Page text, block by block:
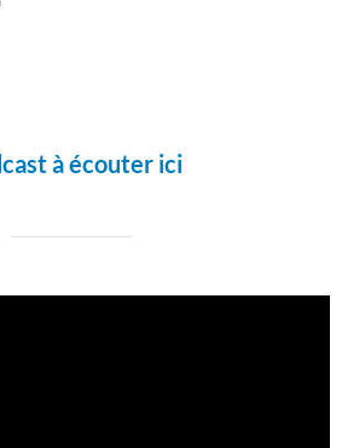
à écouter ici